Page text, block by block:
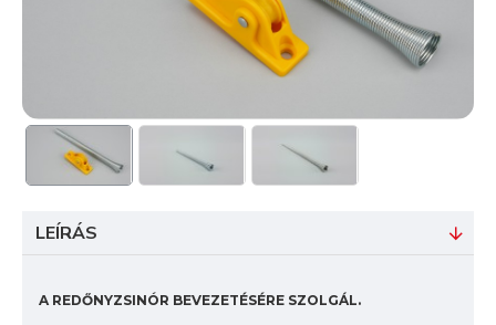
LEÍRÁS
A REDŐNYZSINÓR BEVEZETÉSÉRE SZOLGÁL.